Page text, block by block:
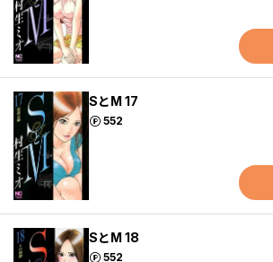
SとM 17
552
ポイント
SとM 18
552
ポイント